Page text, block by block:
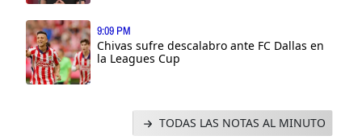
9:09 PM
Chivas sufre descalabro ante FC Dallas en
la Leagues Cup
TODAS LAS NOTAS AL MINUTO